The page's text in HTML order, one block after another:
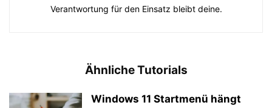
Verantwortung für den Einsatz bleibt deine.
Ähnliche Tutorials
Windows 11 Startmenü hängt